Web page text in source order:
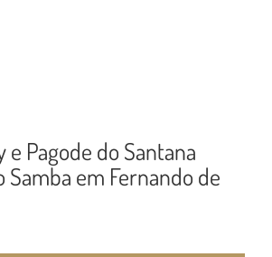
e Pagode do Santana
Samba em Fernando de